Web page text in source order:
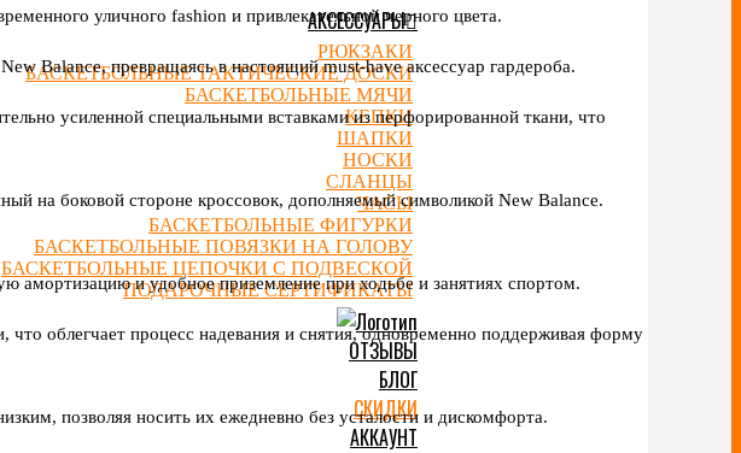
АКСЕССУАРЫ
РЮКЗАКИ
БАСКЕТБОЛЬНЫЕ ТАКТИЧЕСКИЕ ДОСКИ
БАСКЕТБОЛЬНЫЕ МЯЧИ
КЕПКИ
ШАПКИ
НОСКИ
СЛАНЦЫ
ЧАСЫ
БАСКЕТБОЛЬНЫЕ ФИГУРКИ
БАСКЕТБОЛЬНЫЕ ПОВЯЗКИ НА ГОЛОВУ
БАСКЕТБОЛЬНЫЕ ЦЕПОЧКИ С ПОДВЕСКОЙ
ПОДАРОЧНЫЕ СЕРТИФИКАТЫ
ОТЗЫВЫ
БЛОГ
СКИДКИ
АККАУНТ
уличного fashion и привлекательной черного цвета.
Balance, превращаясь в настоящий must-have аксессуар гардероба.
усиленной специальными вставками из перфорированной ткани, что
на боковой стороне кроссовок, дополняемый символикой New Balance.
амортизацию и удобное приземление при ходьбе и занятиях спортом.
облегчает процесс надевания и снятия, одновременно поддерживая форму
позволяя носить их ежедневно без усталости и дискомфорта.